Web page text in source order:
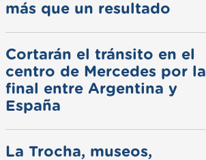
más que un resultado
Cortarán el tránsito en el
centro de Mercedes por la
final entre Argentina y
España
La Trocha, museos,